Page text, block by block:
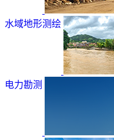
水域地形测绘
电力勘测